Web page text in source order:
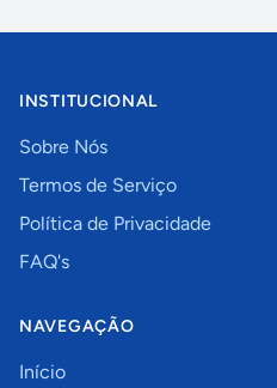
INSTITUCIONAL
Sobre Nós
Termos de Serviço
Política de Privacidade
FAQ's
NAVEGAÇÃO
Início